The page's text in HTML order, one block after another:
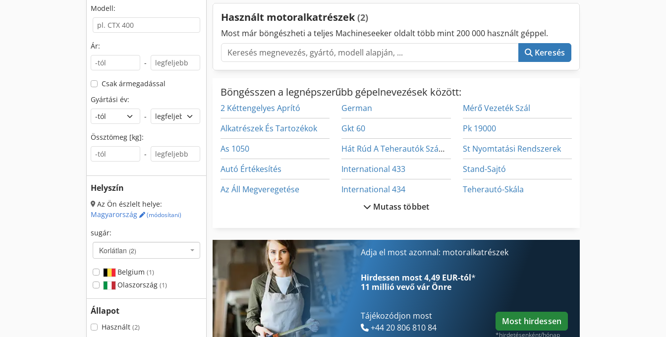
Modell:
Ár:
-
Csak ármegadással
Gyártási év:
-
Össztömeg [kg]:
-
Helyszín
Az Ön észlelt helye:
Magyarország
(módosítani)
sugár:
Korlátlan (2)
Belgium (1)
Olaszország (1)
Állapot
Használt (2)
Használt motoralkatrészek (2)
Most már böngészheti a teljes Machineseeker oldalt több mint 200 000 használt géppel.
Keresés
Böngésszen a legnépszerűbb gépelnevezések között:
2 Kéttengelyes Aprító
Alkatrészek És Tartozékok
As 1050
Autó Értékesítés
Az Áll Megveregetése
Fejező És Gérvágó Fűrész
German
Gkt 60
Hát Rúd A Teherautók Számára
International 433
International 434
Kerek Fa Mérés
Lé Sajtó
Mérő Vezeték Szál
Pk 19000
St Nyomtatási Rendszerek
Stand-Sajtó
Teherautó-Skála
Mutass többet
Adja el most azonnal: motoralkatrészek
Hirdessen most 4,49 EUR-tól*
11 millió vevővár Önre
Tájékozódjon most
+44 20 806 810 84
Most hirdessen
*hirdetésenként/hónap